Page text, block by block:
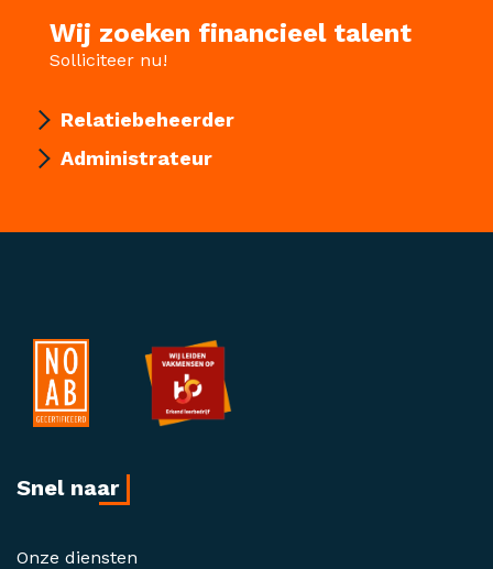
Wij zoeken financieel talent
Solliciteer nu!
Relatiebeheerder
Administrateur
Snel naar
Onze diensten